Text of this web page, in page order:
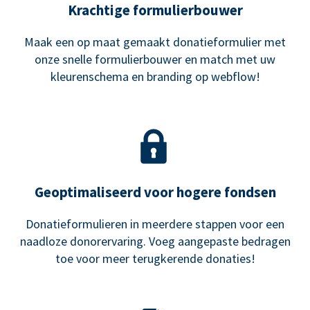
Krachtige formulierbouwer
Maak een op maat gemaakt donatieformulier met
onze snelle formulierbouwer en match met uw
kleurenschema en branding op webflow!
Geoptimaliseerd voor hogere fondsen
Donatieformulieren in meerdere stappen voor een
naadloze donorervaring. Voeg aangepaste bedragen
toe voor meer terugkerende donaties!